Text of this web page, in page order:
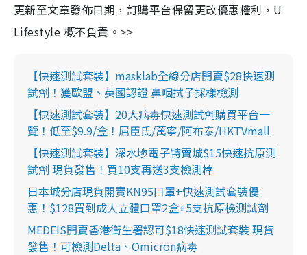
更新至文章發佈日期，訂購平台保留更改優惠權利，U
Lifestyle 概不負責。>>
【快速測試套裝】masklab全線分店開賣$28快速測
試劑！獲歐盟、英國認證 鼻咽拭子採樣檢測
【快速測試套裝】20大病毒快速測試劑購買平台一
覽！低至$9.9/盒！屈臣氏/萬寧/阿布泰/HKTVmall
【快速測試套裝】深水埗電子特賣城$15快速抗原測
試劑 現貨發售！買10支再送3支檢測棒
日本城分店現貨開賣KN95口罩+快速測試套裝優
惠！$128買到成人立體口罩2盒+5支抗原檢測試劑
MEDEIS開賣香港衛生署認可$18快速測試套裝 現貨
發售！可檢測Delta、Omicron病毒